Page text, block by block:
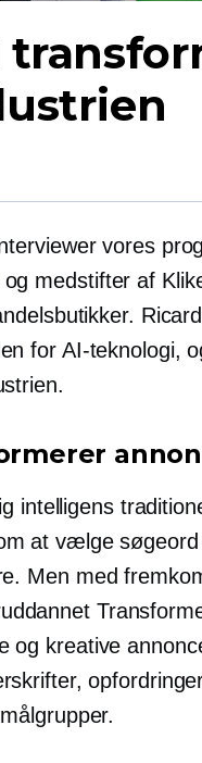
vores
medstifter af
for AI-teknologi,
intelligens
at vælge
Men med
og kreative